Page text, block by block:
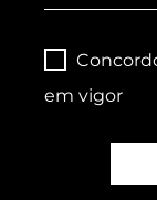
em vigor